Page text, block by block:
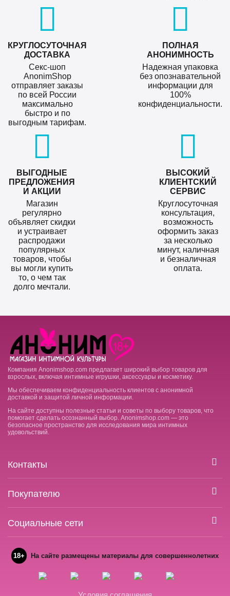
КРУГЛОСУТОЧНАЯ
ДОСТАВКА
Секс-шоп
AnonimShop
отправляет заказы
по всей России
максимально
быстро и по
выгодным тарифам.
ПОЛНАЯ
АНОНИМНОСТЬ
Надежная упаковка
без опознавательной
информации для
100%
конфиденциальности.
ВЫГОДНЫЕ
ПРЕДЛОЖЕНИЯ
И АКЦИИ
Магазин
регулярно
объявляет скидки
и устраивает
распродажи
популярных
товаров, чтобы
вы могли купить
то, о чем так
долго мечтали.
ВЫСОКИЙ
КЛИЕНТСКИЙ
СЕРВИС
Круглосуточная
консультация,
возможность
оформить заказ
за несколько
минут, наличная
и безналичная
оплата.
Компания Anonimshop.com предлагает широкий выбор товаров для
взрослых, включая интимные игрушки, аксессуары и косметику.
Мы обеспечиваем конфиденциальность клиентов с анонимной
доставкой и защитой личной информации.
На сайте доступны полезные статьи и советы по выбору товаров, что
помогает сделать осознанный выбор. Anonimshop.com — это
безопасное пространство для исследования мира интимных
удовольствий.
Контакты
Покупателю
Социальные сети
18+ На сайте размещены материалы для совершеннолетних